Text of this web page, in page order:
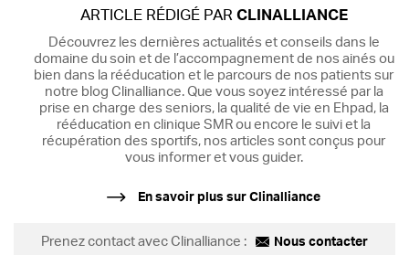
ARTICLE RÉDIGÉ PAR CLINALLIANCE
Découvrez les dernières actualités et conseils dans le
domaine du soin et de l’accompagnement de nos ainés ou
bien dans la rééducation et le parcours de nos patients sur
notre blog Clinalliance. Que vous soyez intéressé par la
prise en charge des seniors, la qualité de vie en Ehpad, la
rééducation en clinique SMR ou encore le suivi et la
récupération des sportifs, nos articles sont conçus pour
vous informer et vous guider.
En savoir plus sur Clinalliance
Prenez contact avec Clinalliance : Nous contacter